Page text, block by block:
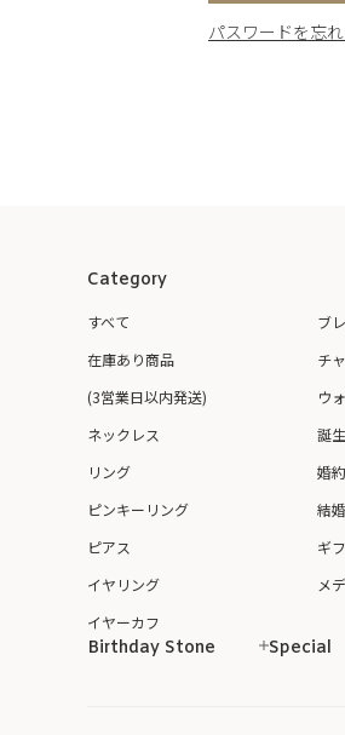
パスワードを忘
Category
すべて
在庫あり商品
(3営業日以内発送)
ネックレス
リング
ピンキーリング
ピアス
イヤリング
イヤーカフ
ブ
チ
ウ
誕
婚
結
ギ
メ
Birthday Stone Special